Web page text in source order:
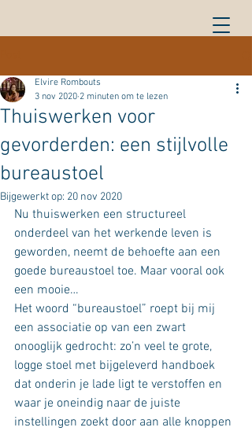
Thuiswerken voor
gevorderden: een stijlvolle
bureaustoel
Elvire Rombouts
3 nov 2020 2 minuten om te lezen
Bijgewerkt op: 20 nov 2020
Nu thuiswerken een structureel
onderdeel van het werkende leven is
geworden, neemt de behoefte aan een
goede bureaustoel toe. Maar vooral ook
een mooie…
Het woord “bureaustoel” roept bij mij
een associatie op van een zwart
onooglijk gedrocht: zo’n veel te grote,
logge stoel met bijgeleverd handboek
dat onderin je lade ligt te verstoffen en
waar je oneindig naar de juiste
instellingen zoekt door aan alle knoppen